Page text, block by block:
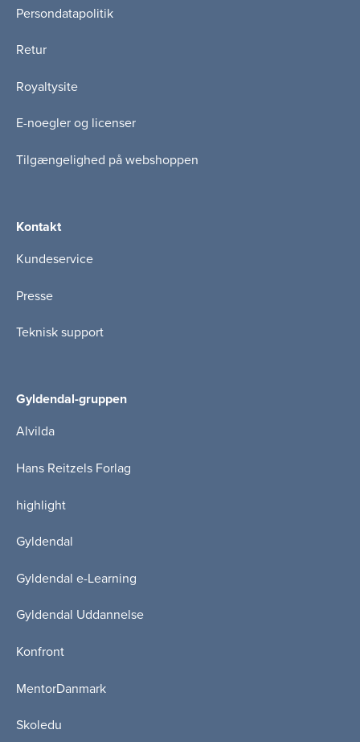
Persondatapolitik
Retur
Royaltysite
E-noegler og licenser
Tilgængelighed på webshoppen
Kontakt
Kundeservice
Presse
Teknisk support
Gyldendal-gruppen
Alvilda
Hans Reitzels Forlag
highlight
Gyldendal
Gyldendal e-Learning
Gyldendal Uddannelse
Konfront
MentorDanmark
Skoledu